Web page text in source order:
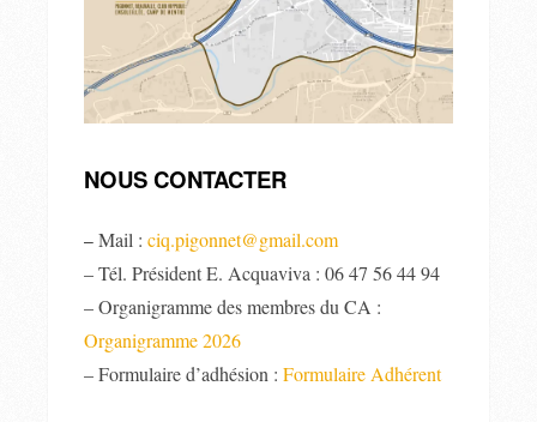
NOUS CONTACTER
– Mail : ciq.pigonnet@gmail.com
– Tél. Président E. Acquaviva : 06 47 56 44 94
– Organigramme des membres du CA :
Organigramme 2026
– Formulaire d’adhésion : Formulaire Adhérent